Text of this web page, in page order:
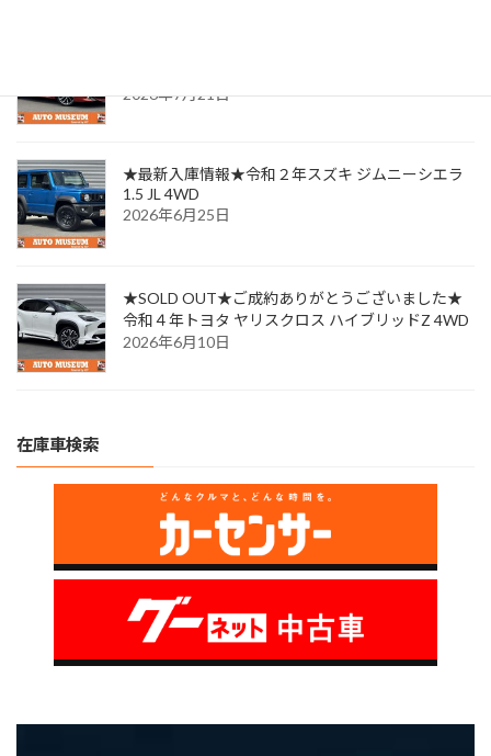
2026年7月21日
★最新入庫情報★令和２年スズキ ジムニーシエラ
1.5 JL 4WD
2026年6月25日
★SOLD OUT★ご成約ありがとうございました★
令和４年トヨタ ヤリスクロス ハイブリッドZ 4WD
2026年6月10日
在庫車検索